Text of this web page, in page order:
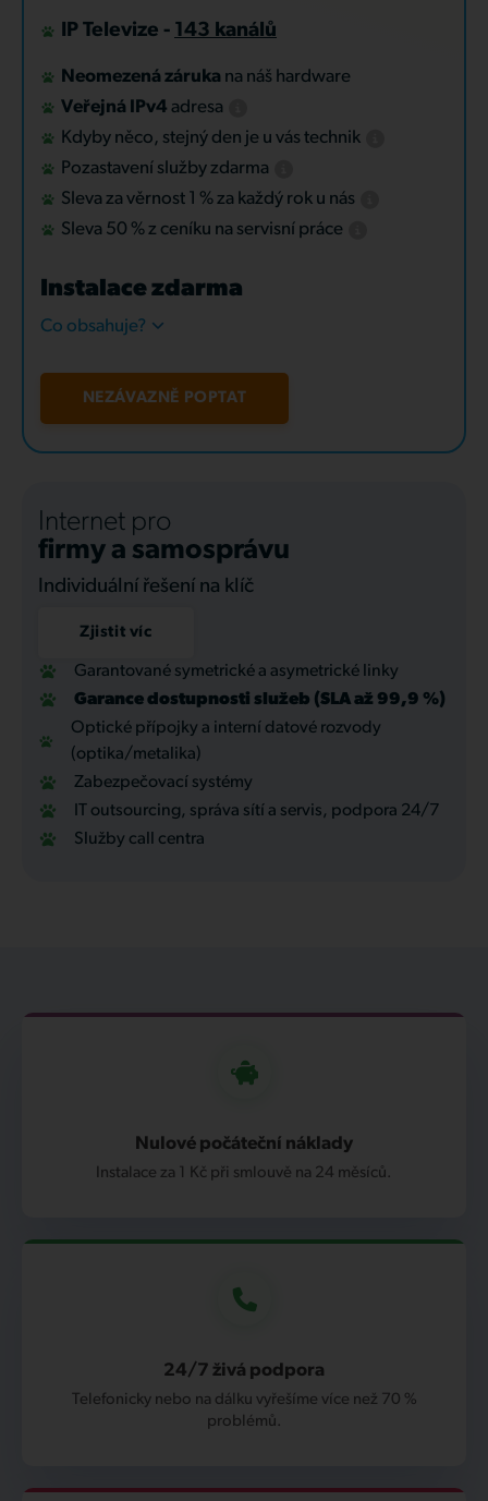
IP Televize - 143 kanálů
Neomezená záruka na náš hardware
Veřejná IPv4 adresa
Kdyby něco, stejný den je u vás technik
Pozastavení služby zdarma
Sleva za věrnost 1 % za každý rok u nás
Sleva 50 % z ceníku na servisní práce
Instalace zdarma
Co obsahuje?
NEZÁVAZNĚ POPTAT
Internet pro
firmy a samosprávu
Individuální řešení na klíč
Zjistit víc
Garantované symetrické a asymetrické linky
Garance dostupnosti služeb (SLA až 99,9 %)
Optické přípojky a interní datové rozvody
(optika/metalika)
Zabezpečovací systémy
IT outsourcing, správa sítí a servis, podpora 24/7
Služby call centra
Nulové počáteční náklady
Instalace za 1 Kč při smlouvě na 24 měsíců.
24/7 živá podpora
Telefonicky nebo na dálku vyřešíme více než 70 %
problémů.